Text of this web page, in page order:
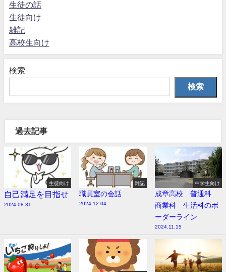
生徒の話
生徒向け
雑記
高校生向け
検索
検索
過去記事
生徒向け
自己満足を目指せ
2024.08.31
雑記
職員室の会話
2024.12.04
中学生向け
成章高校 普通科
商業科 生活科のボ
ーダーライン
2024.11.15